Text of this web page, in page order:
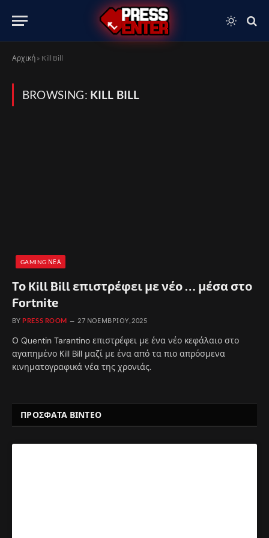
Αρχική » Kill Bill
BROWSING: KILL BILL
GAMING ΝΈΑ
Το Kill Bill επιστρέφει με νέο … μέσα στο
Fortnite
BY PRESS ROOM 27 ΝΟΕΜΒΡΊΟΥ, 2025
Ο Quentin Tarantino επιστρέφει με ένα νέο κεφάλαιο στο
αγαπημένο Kill Bill μαζί με ένα από τα πιο απρόσμενα
κινηματογραφικά νέα της χρονιάς.
ΠΡΟΣΦΑΤΑ ΒΙΝΤΕΟ